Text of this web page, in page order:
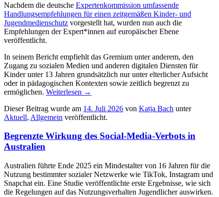
Nachdem die deutsche Expertenkommission umfassende
Handlungsempfehlungen für einen zeitgemäßen Kinder- und
Jugendmedienschutz vorgestellt hat, wurden nun auch die
Empfehlungen der Expert*innen auf europäischer Ebene
veröffentlicht.
In seinem Bericht empfiehlt das Gremium unter anderem, den
Zugang zu sozialen Medien und anderen digitalen Diensten für
Kinder unter 13 Jahren grundsätzlich nur unter elterlicher Aufsicht
oder in pädagogischen Kontexten sowie zeitlich begrenzt zu
ermöglichen. Weiterlesen →
Dieser Beitrag wurde am 14. Juli 2026 von Katja Bach unter
Aktuell, Allgemein veröffentlicht.
Begrenzte Wirkung des Social-Media-Verbots in
Australien
Australien führte Ende 2025 ein Mindestalter von 16 Jahren für die
Nutzung bestimmter sozialer Netzwerke wie TikTok, Instagram und
Snapchat ein. Eine Studie veröffentlichte erste Ergebnisse, wie sich
die Regelungen auf das Nutzungsverhalten Jugendlicher auswirken.